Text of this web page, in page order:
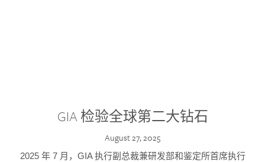
GIA 检验全球第二大钻石
August 27, 2025
2025 年 7 月，GIA 执行副总裁兼研发部和鉴定所首席执行